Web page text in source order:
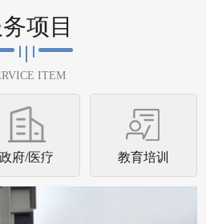
项目
ITEM
政府/医疗 教育培训
行了空气治理并于2023年
庆西部金融培训...